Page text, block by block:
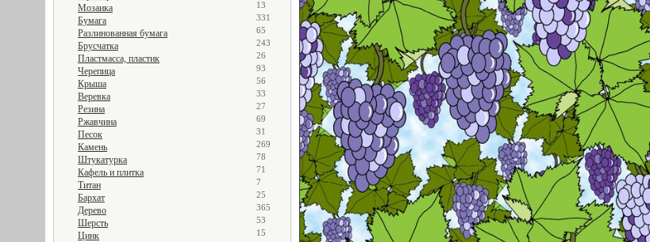
Мозаика 13
Бумага 331
Разлинованная бумага 65
Брусчатка 243
Пластмасса, пластик 26
Черепица 93
Крыша 56
Веревка 33
Резина 27
Ржавчина 69
Песок 31
Камень 269
Штукатурка 78
Кафель и плитка 71
Титан 7
Бархат 25
Дерево 365
Шерсть 53
Цинк 15